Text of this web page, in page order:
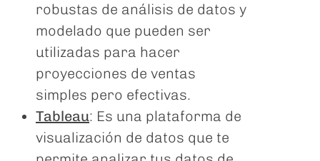
robustas de análisis de datos y
modelado que pueden ser
utilizadas para hacer
proyecciones de ventas
simples pero efectivas.
Tableau: Es una plataforma de
visualización de datos que te